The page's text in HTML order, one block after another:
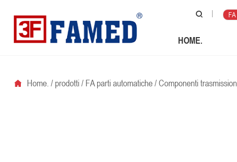
HOME.
Home. / prodotti/ FA parti automatiche/Componenti